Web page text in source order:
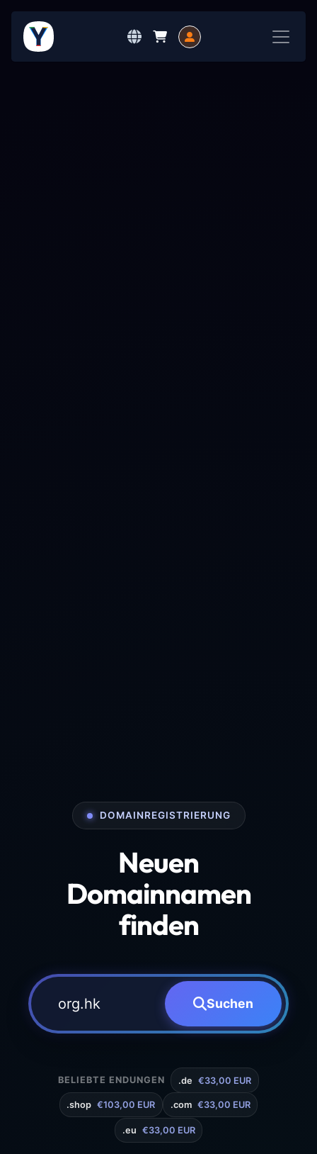
DOMAINREGISTRIERUNG
Neuen
Domainnamen
finden
Suchen
BELIEBTE ENDUNGEN .de €33,00 EUR
.shop €103,00 EUR .com €33,00 EUR
.eu €33,00 EUR